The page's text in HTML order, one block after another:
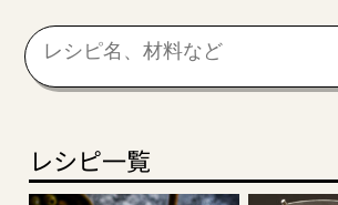
レシピ一覧